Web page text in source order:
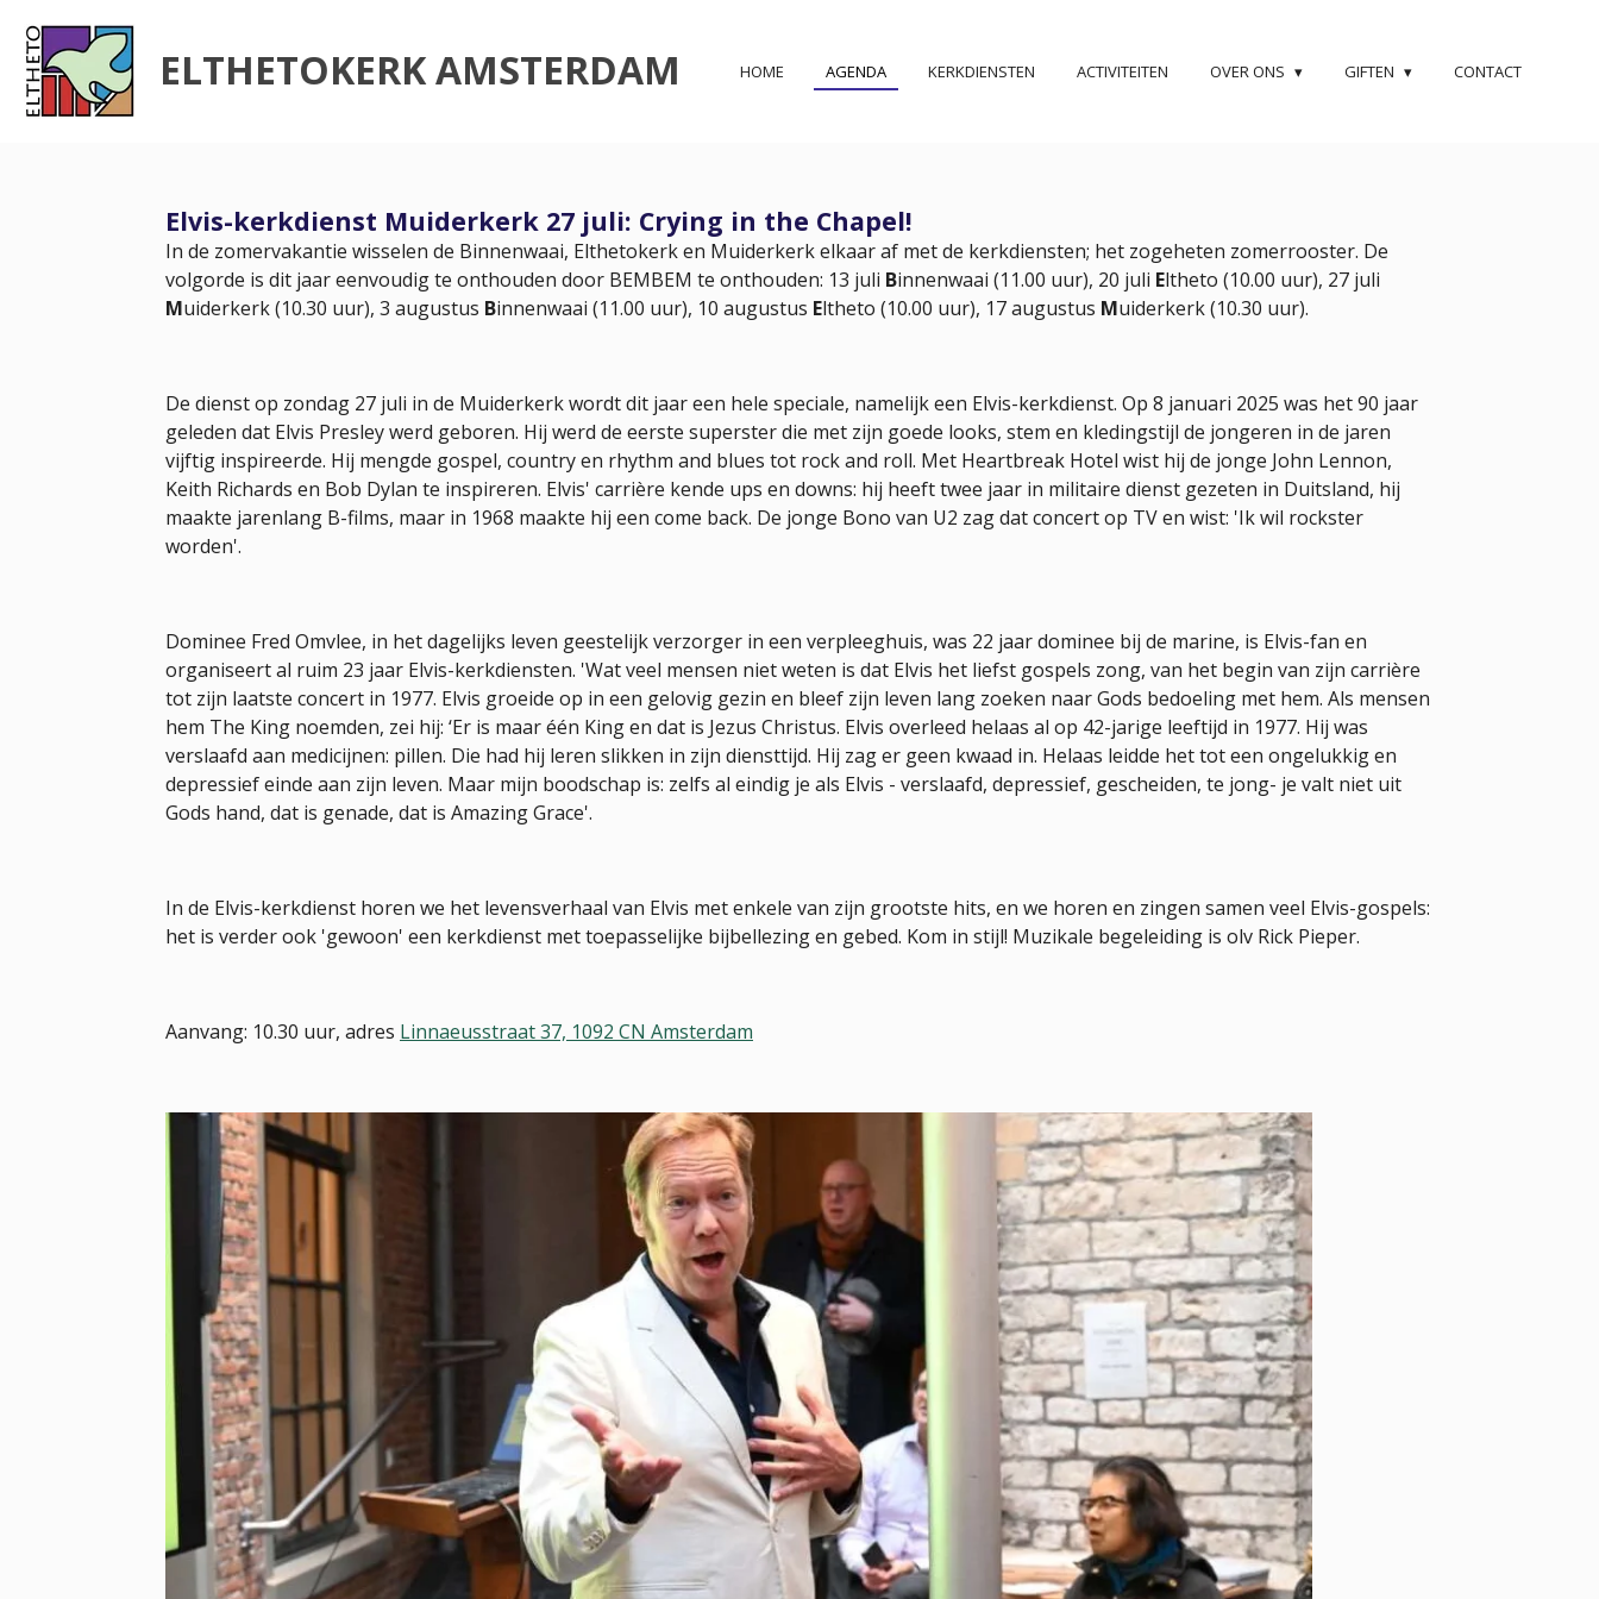
Ga
direct
naar
de
ELTHETOKERK AMSTERDAM HOME AGENDA KERKDIENSTEN ACTIVITEITEN OVER ONS GIFTEN CONTACT
Elvis-kerkdienst Muiderkerk 27 juli: Crying in the Chapel!
In de zomervakantie wisselen de Binnenwaai, Elthetokerk en Muiderkerk elkaar af met de kerkdiensten; het zogeheten zomerrooster. De
volgorde is dit jaar eenvoudig te onthouden door BEMBEM te onthouden: 13 juli Binnenwaai (11.00 uur), 20 juli Eltheto (10.00 uur), 27 juli
Muiderkerk (10.30 uur), 3 augustus Binnenwaai (11.00 uur), 10 augustus Eltheto (10.00 uur), 17 augustus Muiderkerk (10.30 uur).
De dienst op zondag 27 juli in de Muiderkerk wordt dit jaar een hele speciale, namelijk een Elvis-kerkdienst. Op 8 januari 2025 was het 90 jaar
geleden dat Elvis Presley werd geboren. Hij werd de eerste superster die met zijn goede looks, stem en kledingstijl de jongeren in de jaren
vijftig inspireerde. Hij mengde gospel, country en rhythm and blues tot rock and roll. Met Heartbreak Hotel wist hij de jonge John Lennon,
Keith Richards en Bob Dylan te inspireren. Elvis' carrière kende ups en downs: hij heeft twee jaar in militaire dienst gezeten in Duitsland, hij
maakte jarenlang B-films, maar in 1968 maakte hij een come back. De jonge Bono van U2 zag dat concert op TV en wist: 'Ik wil rockster
worden'.
Dominee Fred Omvlee, in het dagelijks leven geestelijk verzorger in een verpleeghuis, was 22 jaar dominee bij de marine, is Elvis-fan en
organiseert al ruim 23 jaar Elvis-kerkdiensten. 'Wat veel mensen niet weten is dat Elvis het liefst gospels zong, van het begin van zijn carrière
tot zijn laatste concert in 1977. Elvis groeide op in een gelovig gezin en bleef zijn leven lang zoeken naar Gods bedoeling met hem. Als mensen
hem The King noemden, zei hij: ‘Er is maar één King en dat is Jezus Christus. Elvis overleed helaas al op 42-jarige leeftijd in 1977. Hij was
verslaafd aan medicijnen: pillen. Die had hij leren slikken in zijn diensttijd. Hij zag er geen kwaad in. Helaas leidde het tot een ongelukkig en
depressief einde aan zijn leven. Maar mijn boodschap is: zelfs al eindig je als Elvis - verslaafd, depressief, gescheiden, te jong- je valt niet uit
Gods hand, dat is genade, dat is Amazing Grace'.
In de Elvis-kerkdienst horen we het levensverhaal van Elvis met enkele van zijn grootste hits, en we horen en zingen samen veel Elvis-gospels:
het is verder ook 'gewoon' een kerkdienst met toepasselijke bijbellezing en gebed. Kom in stijl! Muzikale begeleiding is olv Rick Pieper.
Aanvang: 10.30 uur, adres Linnaeusstraat 37, 1092 CN Amsterdam